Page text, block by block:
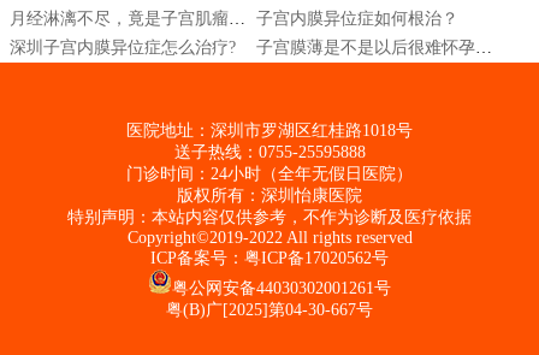
子宫内膜异位症如何根治？
深圳子宫内膜异位症怎么治疗?
医院地址：深圳市罗湖区红桂路1018号
送子热线：0755-25595888
门诊时间：24小时（全年无假日医院）
版权所有：深圳怡康医院
特别声明：本站内容仅供参考，不作为诊断及医疗依据
Copyright©2019-2022 All rights reserved
ICP备案号： 粤ICP备17020562号
粤公网安备44030302001261号
粤(B)广[2025]第04-30-667号